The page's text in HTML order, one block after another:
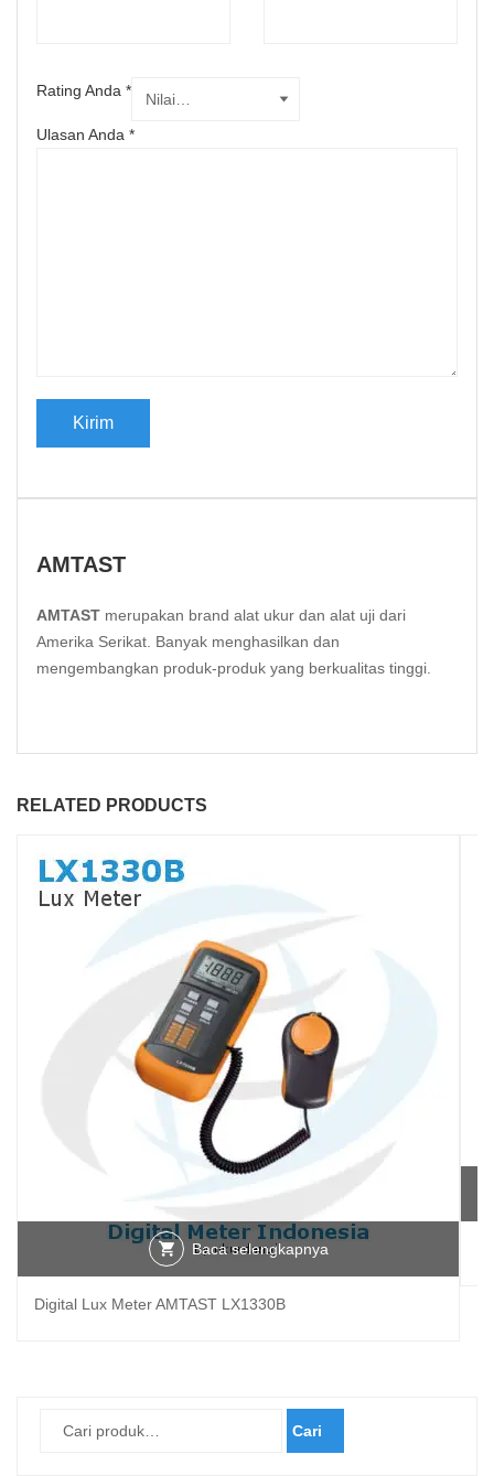
Rating Anda *
Ulasan Anda *
AMTAST
AMTAST merupakan brand alat ukur dan alat uji dari
Amerika Serikat. Banyak menghasilkan dan
mengembangkan produk-produk yang berkualitas tinggi.
RELATED PRODUCTS
Baca selengkapnya
Digital Lux Meter AMTAST LX1330B
Cari